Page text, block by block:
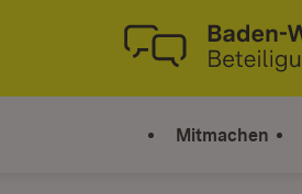
Zum Inhalt springen
Link zur Startseite
Mitmachen